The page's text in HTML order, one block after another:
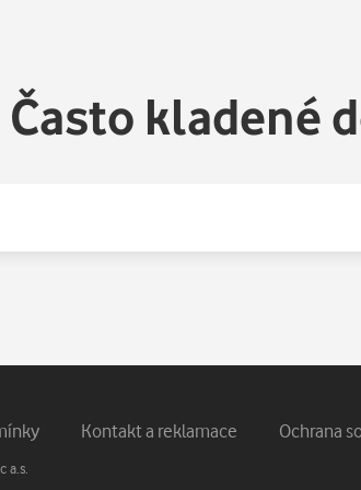
Často kladené
Kontakt a reklamace Ochrana
a.s.